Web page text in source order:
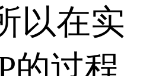
以在实
的过程